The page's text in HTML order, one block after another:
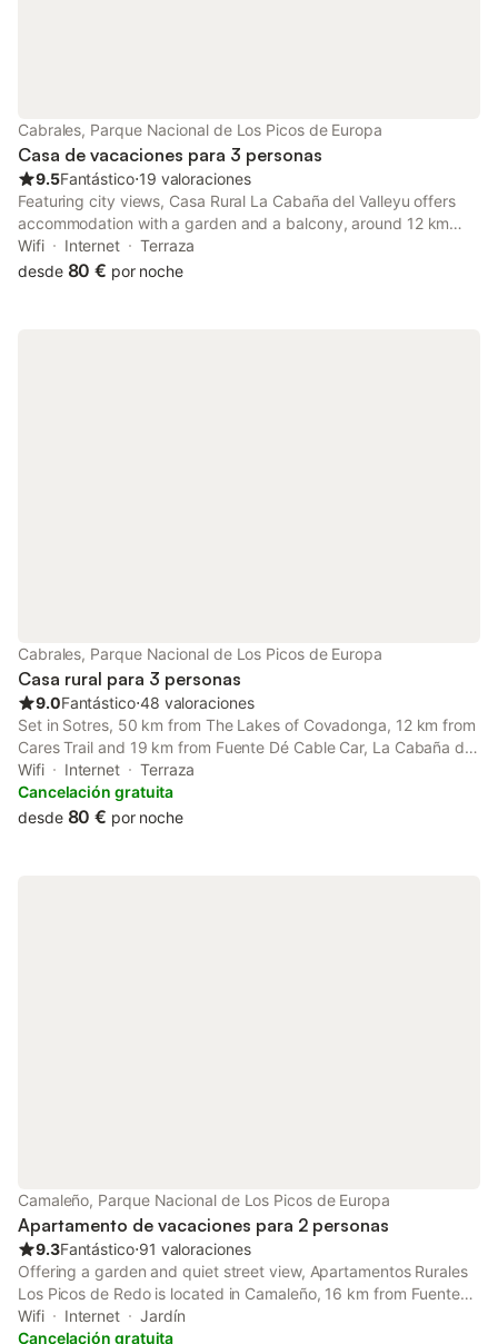
Cabrales, Parque Nacional de Los Picos de Europa
Casa de vacaciones para 3 personas
9.5Fantástico⋅19 valoraciones
Featuring city views, Casa Rural La Cabaña del Valleyu offers
accommodation with a garden and a balcony, around 12 km
from Cares Trail. Featuring river and garden views, this holiday
home also has free WiFi.
Wifi Internet
Terraza
desde 80 € por noche
Cabrales, Parque Nacional de Los Picos de Europa
Casa rural para 3 personas
9.0Fantástico⋅48 valoraciones
Set in Sotres, 50 km from The Lakes of Covadonga, 12 km from
Cares Trail and 19 km from Fuente Dé Cable Car, La Cabaña de
Catalina offers accommodation with a patio and free WiFi.
Wifi Internet
Terraza
Cancelación gratuita
desde 80 € por noche
Camaleño, Parque Nacional de Los Picos de Europa
Apartamento de vacaciones para 2 personas
9.3Fantástico⋅91 valoraciones
Offering a garden and quiet street view, Apartamentos Rurales
Los Picos de Redo is located in Camaleño, 16 km from Fuente
Dé Cable Car and 20 km from Santa Maria de Lebeña Church.
Wifi Internet
Jardín
Cancelación gratuita